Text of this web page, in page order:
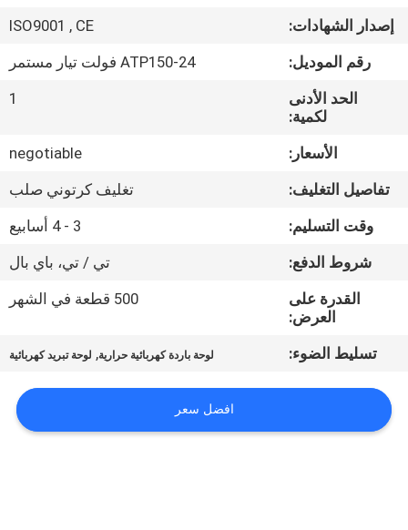
حول
جولة
المعمل
ضبط
الجودة
أخبار
إصدار الشهادات:
ISO9001 , CE
رقم الموديل:
ATP150-24 فولت تيار مستمر
الحد الأدنى
لكمية:
1
الأسعار:
negotiable
تفاصيل التغليف:
تغليف كرتوني صلب
وقت التسليم:
3 - 4 أسابيع
شروط الدفع:
تي / تي، باي بال
القدرة على
العرض:
500 قطعة في الشهر
تسليط الضوء: لوحة باردة كهربائية حرارية, لوحة تبريد كهربائية
افضل سعر